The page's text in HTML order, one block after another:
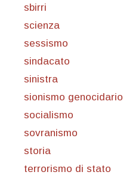
sbirri
scienza
sessismo
sindacato
sinistra
sionismo genocidario
socialismo
sovranismo
storia
terrorismo di stato